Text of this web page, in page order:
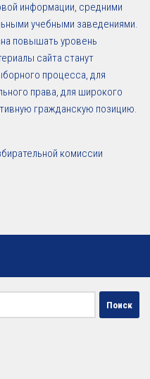
информации, средними
учебными заведениями.
повышать уровень
сайта станут
процесса, для
права, для широкого
гражданскую позицию.
комиссии